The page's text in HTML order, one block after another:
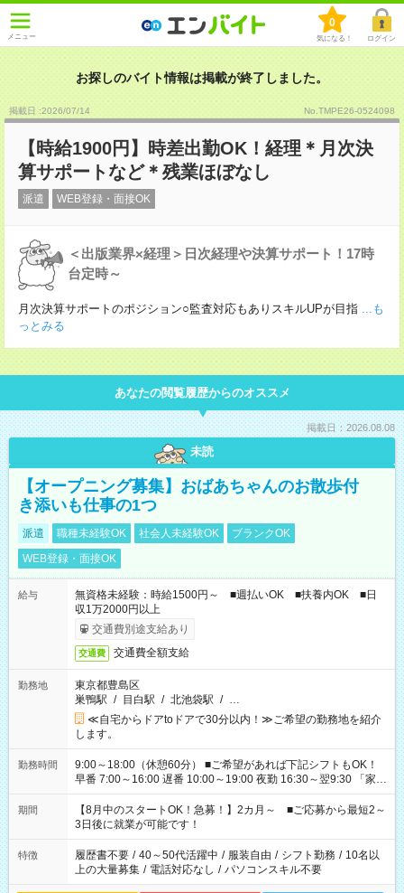
メニュー
0
気になる！ ログイン
お探しのバイト情報は掲載が終了しました。
掲載日 :2026/07/14 No.TMPE26-0524098
【時給1900円】時差出勤OK！経理＊月次決
算サポートなど＊残業ほぼなし
派遣 WEB登録・面接OK
＜出版業界×経理＞日次経理や決算サポート！17時
台定時～
月次決算サポートのポジション○監査対応もありスキルUPが目指 ...も
っとみる
あなたの閲覧履歴からのオススメ
掲載日：2026.08.08
未読
【オープニング募集】おばあちゃんのお散歩付
き添いも仕事の1つ
派遣 職種未経験OK 社会人未経験OK
ブランクOK
WEB登録・面接OK
給与
無資格未経験：時給1500円～ ■週払いOK ■扶養内OK ■日
収1万2000円以上
交通費別途支給あり
交通費 交通費全額支給
勤務地
東京都豊島区
巣鴨駅 / 目白駅 / 北池袋駅 / …
≪自宅からドアtoドアで30分以内！≫ご希望の勤務地を紹介
します。
勤務時間
9:00～18:00（休憩60分） ■ご希望があれば下記シフトもOK！
早番 7:00～16:00 遅番 10:00～19:00 夜勤 16:30～翌9:30 「家族
と休みを合わせたい」 「余裕を持って夕飯の準備がしたい」
「できれば残業はしたくない」 など、ご希望を教えてください
ね。 ※Wワーク希望の方へ 今ご覧のお仕事で希望する勤務時間
と、もう1つのお仕事の勤務時間。 合計で週40時間を超える場
合は応募できません。
期間
【8月中のスタートOK！急募！】2カ月～ ■ご応募から最短2～
3日後に就業が可能です！
特徴 履歴書不要 / 40～50代活躍中 / 服装自由 / シフト勤務 / 10名以
上の大量募集 / 電話対応なし / パソコンスキル不要